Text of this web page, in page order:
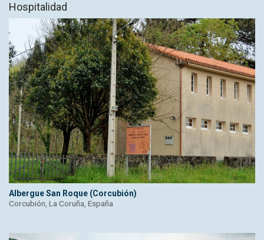
Hospitalidad
Albergue San Roque (Corcubión)
Corcubión, La Coruña, España